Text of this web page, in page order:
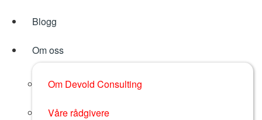
Blogg
Om oss
Om Devold Consulting
Våre rådgivere